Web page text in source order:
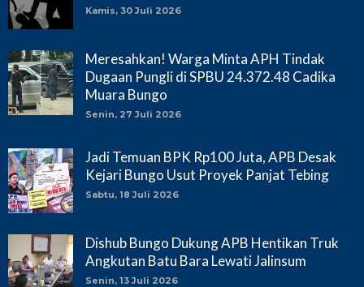
Kamis, 30 Juli 2026
Meresahkan! Warga Minta APH Tindak
Dugaan Pungli di SPBU 24.372.48 Cadika
Muara Bungo
Senin, 27 Juli 2026
Jadi Temuan BPK Rp100 Juta, APB Desak
Kejari Bungo Usut Proyek Panjat Tebing
Sabtu, 18 Juli 2026
Dishub Bungo Dukung APB Hentikan Truk
Angkutan Batu Bara Lewati Jalinsum
Senin, 13 Juli 2026